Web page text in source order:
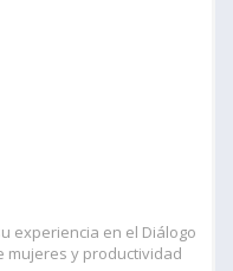
experiencia en el Diálogo
mujeres y productividad